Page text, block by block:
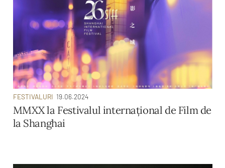
FESTIVALURI 19.06.2024
MMXX la Festivalul internațional de Film de
la Shanghai